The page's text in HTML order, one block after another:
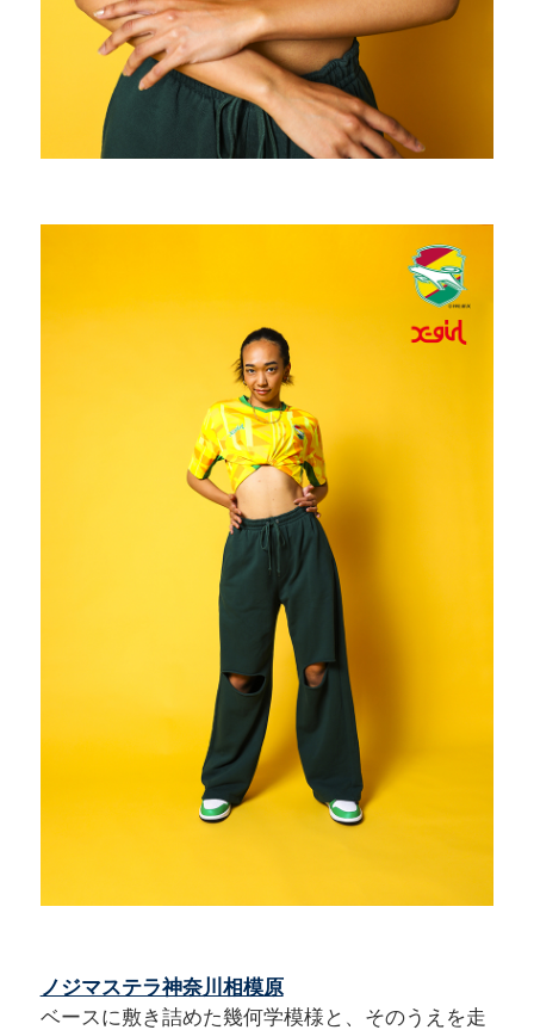
ノジマステラ神奈川相模原
ベースに敷き詰めた幾何学模様と、そのうえを走